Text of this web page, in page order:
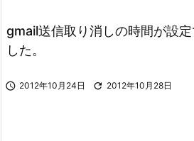
gmail送信取り消しの時間が設
した。
 2012年10月24日  2012年10月28日